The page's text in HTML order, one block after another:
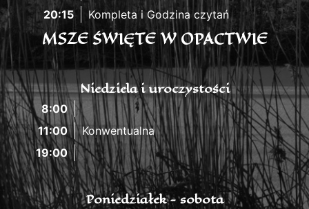
20:15
Kompleta i Godzina czytań
MSZE ŚWIĘTE W OPACTWIE
Niedziela i uroczystości
8:00
11:00
Konwentualna
19:00
Poniedziałek - sobota